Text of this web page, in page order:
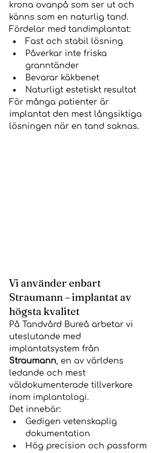
krona ovanpå som ser ut och
känns som en naturlig tand.
Fördelar med tandimplantat:
Fast och stabil lösning
Påverkar inte friska
granntänder
Bevarar käkbenet
Naturligt estetiskt resultat
För många patienter är
implantat den mest långsiktiga
lösningen när en tand saknas.
Vi använder enbart
Straumann – implantat av
högsta kvalitet
På Tandvård Bureå arbetar vi
uteslutande med
implantatsystem från
Straumann, en av världens
ledande och mest
väldokumenterade tillverkare
inom implantologi.
Det innebär:
Gedigen vetenskaplig
dokumentation
Hög precision och passform